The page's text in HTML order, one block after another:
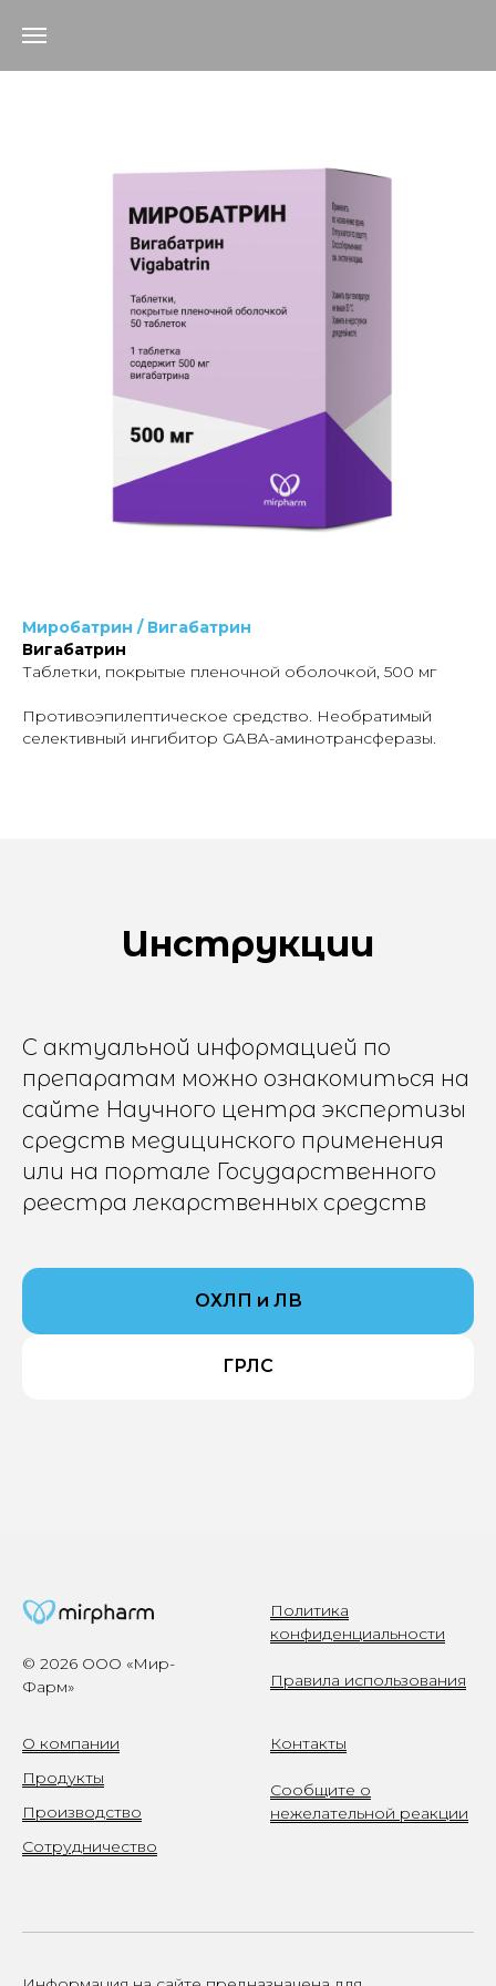
Миробатрин / Вигабатрин
Вигабатрин
Таблетки, покрытые пленочной оболочкой, 500 мг
Противоэпилептическое средство. Необратимый
селективный ингибитор GABA-аминотрансферазы.
Инструкции
С актуальной информацией по
препаратам можно ознакомиться на
сайте Научного центра экспертизы
средств медицинского применения
или на портале Государственного
реестра лекарственных средств
ОХЛП и ЛВ
ГРЛС
© 2026 ООО «Мир-
Фарм»
Политика
конфиденциальности
Правила использования
О компании
Продукты
Производство
Сотрудничество
Контакты
Сообщите о
нежелательной реакции